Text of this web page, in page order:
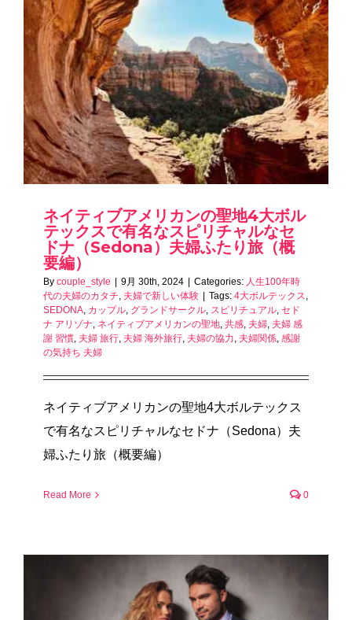
Write a
book
ネイティブアメリカンの聖地4大ボル
テックスで有名なスピリチャルなセ
ドナ（Sedona）夫婦ふたり旅（概
要編）
By couple_style 9月 30th, 2024 Categories: 人生100年時
代の夫婦のカタチ, 夫婦で新しい体験 Tags: 4大ボルテックス,
SEDONA, カップル, グランドサークル, スピリチュアル, セド
ナ アリゾナ, ネイティブアメリカンの聖地, 共感, 夫婦, 夫婦 感
謝 習慣, 夫婦 旅行, 夫婦 海外旅行, 夫婦の協力, 夫婦関係, 感謝
の気持ち 夫婦
ネイティブアメリカンの聖地4大ボルテックス
で有名なスピリチャルなセドナ（Sedona）夫
婦ふたり旅（概要編）
Read More 0